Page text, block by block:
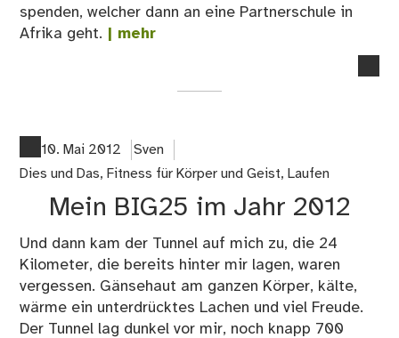
spenden, welcher dann an eine Partnerschule in
Afrika geht. | mehr
10. Mai 2012
Sven
Dies und Das, Fitness für Körper und Geist, Laufen
Mein BIG25 im Jahr 2012
Und dann kam der Tunnel auf mich zu, die 24
Kilometer, die bereits hinter mir lagen, waren
vergessen. Gänsehaut am ganzen Körper, kälte,
wärme ein unterdrücktes Lachen und viel Freude.
Der Tunnel lag dunkel vor mir, noch knapp 700